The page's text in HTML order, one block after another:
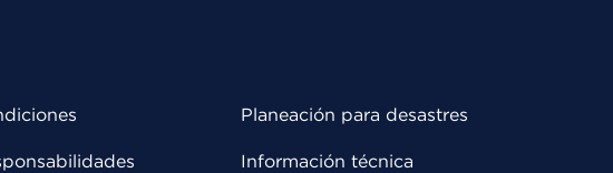
Planeación para desastres
Información técnica